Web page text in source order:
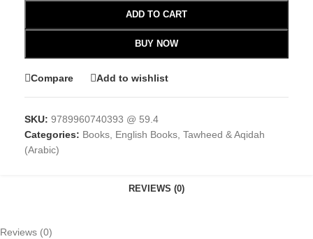
ADD TO CART
BUY NOW
Compare Add to wishlist
SKU: 9789960740393 @ 59.4
Categories: Books, English Books, Tawheed & Aqidah
(Arabic)
REVIEWS (0)
Reviews (0)